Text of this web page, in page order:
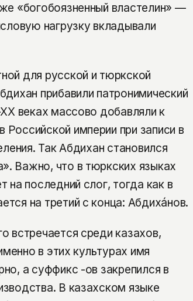
«богобоязненный властелин» —
нагрузку вкладывали
для русской и тюркской
прибавили патронимический
веках массово добавляли к
империи при записи в
Так Абдихан становился
Важно, что в тюркских языках
на последний слог, тогда как в
на третий с конца: Абдихáнов.
встречается среди казахов,
в этих культурах имя
а суффикс -ов закрепился в
В казахском языке